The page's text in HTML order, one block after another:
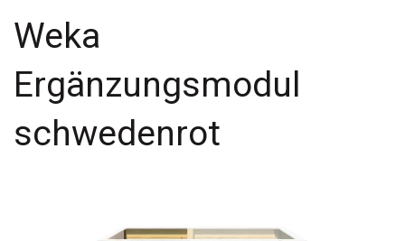
Weka
Ergänzungsmodul
schwedenrot